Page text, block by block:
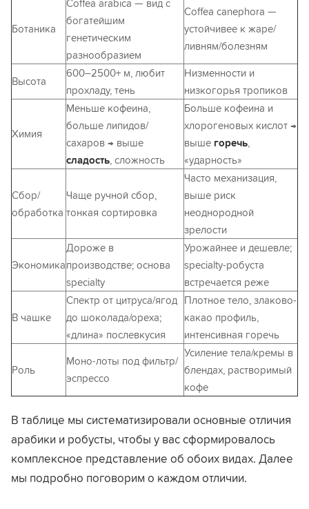
Ботаника
Coffea arabica — вид с
богатейшим
генетическим
разнообразием
Coffea canephora —
устойчивее к жаре/
ливням/болезням
Высота
600–2500+ м, любит
прохладу, тень
Низменности и
низкогорья тропиков
Химия
Меньше кофеина,
больше липидов/
сахаров → выше
сладость , сложность
Больше кофеина и
хлорогеновых кислот →
выше горечь
«ударность»
Сбор/
обработка
Чаще ручной сбор,
тонкая сортировка
Часто механизация,
выше риск
неоднородной
зрелости
Экономика
Дороже в
производстве; основа
specialty
Урожайнее и дешевле;
specialty-робуста
встречается реже
В чашке
Спектр от цитруса/ягод
до шоколада/ореха;
«длина» послевкусия
Плотное тело, злаково-
какао профиль,
интенсивная горечь
Роль
Моно-лоты под фильтр/
эспрессо
Усиление тела/кремы в
блендах, растворимый
кофе
В таблице мы систематизировали основные отличия
арабики и робусты, чтобы у вас сформировалось
комплексное представление об обоих видах. Далее
мы подробно поговорим о каждом отличии.